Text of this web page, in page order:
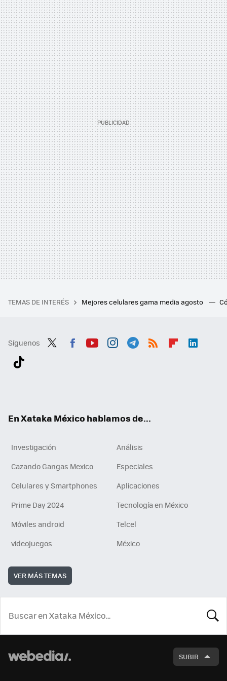
TEMAS DE INTERÉS Mejores celulares gama media agosto
Síguenos
En Xataka México hablamos de...
Investigación
Análisis
Cazando Gangas Mexico
Especiales
Celulares y Smartphones
Aplicaciones
Prime Day 2024
Tecnología en México
Móviles android
Telcel
videojuegos
México
VER MÁS TEMAS
SUBIR